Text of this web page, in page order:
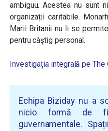
ambiguu. Acestea nu sunt
organizații caritabile.
Marii Britanii nu li se
pentru câștig personal.
Investigația integrală pe The
Echipa Biziday nu a
nicio formă de
guvernamentale.